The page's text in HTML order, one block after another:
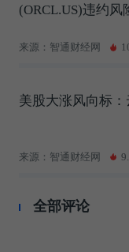
(ORCL.US)违约风
来源：智通财经网
美股大涨风向标
来源：智通财经网
全部评论